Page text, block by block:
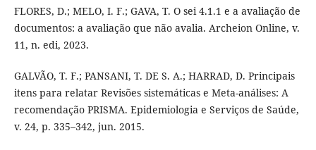
FLORES, D.; MELO, I. F.; GAVA, T. O sei 4.1.1 e a avaliação de
documentos: a avaliação que não avalia. Archeion Online, v.
11, n. edi, 2023.
GALVÃO, T. F.; PANSANI, T. DE S. A.; HARRAD, D. Principais
itens para relatar Revisões sistemáticas e Meta-análises: A
recomendação PRISMA. Epidemiologia e Serviços de Saúde,
v. 24, p. 335–342, jun. 2015.